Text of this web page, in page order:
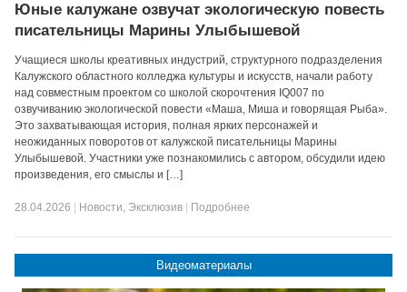
Юные калужане озвучат экологическую повесть
писательницы Марины Улыбышевой
Учащиеся школы креативных индустрий, структурного подразделения
Калужского областного колледжа культуры и искусств, начали работу
над совместным проектом со школой скорочтения IQ007 по
озвучиванию экологической повести «Маша, Миша и говорящая Рыба».
Это захватывающая история, полная ярких персонажей и
неожиданных поворотов от калужской писательницы Марины
Улыбышевой. Участники уже познакомились с автором, обсудили идею
произведения, его смыслы и […]
28.04.2026 Новости, Эксклюзив Подробнее
Видеоматериалы